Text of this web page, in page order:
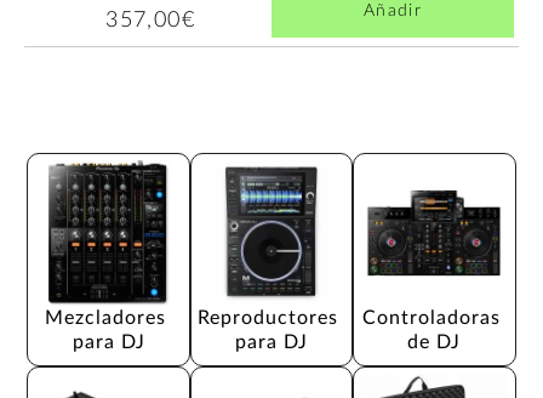
357,00€ Añadir
Mezcladores
para DJ
Reproductores
para DJ
Controladoras
de DJ